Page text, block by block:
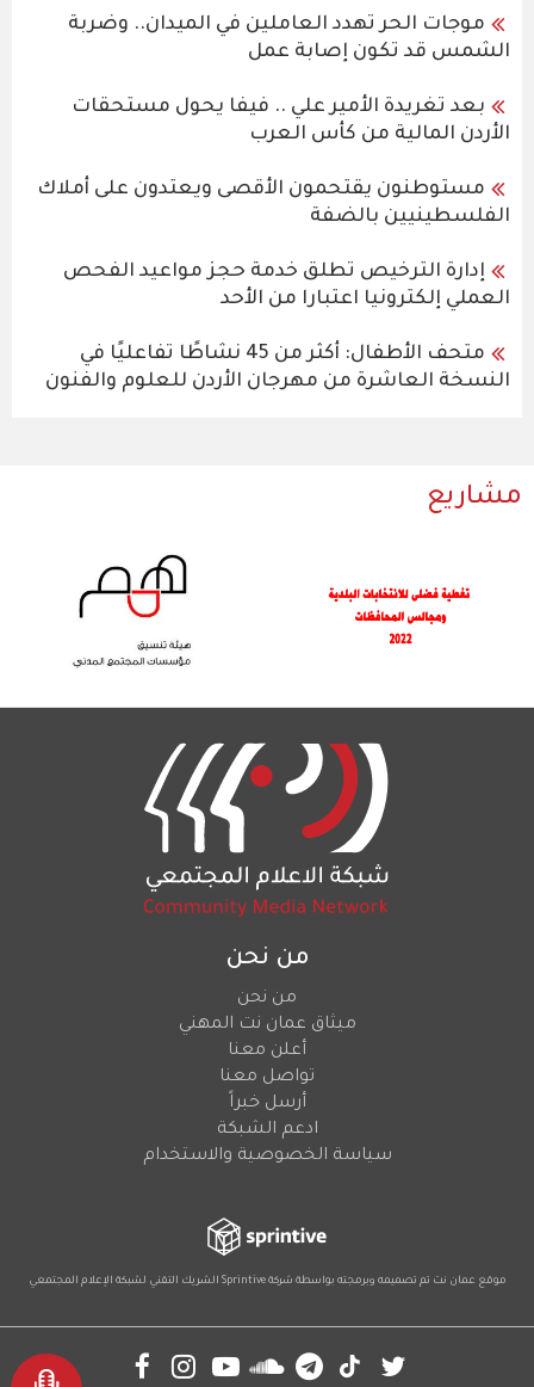
موجات الحر تهدد العاملين في الميدان.. وضربة
الشمس قد تكون إصابة عمل
بعد تغريدة الأمير علي .. فيفا يحول مستحقات
الأردن المالية من كأس العرب
مستوطنون يقتحمون الأقصى ويعتدون على أملاك
الفلسطينيين بالضفة
إدارة الترخيص تطلق خدمة حجز مواعيد الفحص
العملي إلكترونيا اعتبارا من الأحد
متحف الأطفال: أكثر من 45 نشاطًا تفاعليًا في
النسخة العاشرة من مهرجان الأردن للعلوم والفنون
مشاريع
من نحن
من نحن
ميثاق عمان نت المهني
أعلن معنا
تواصل معنا
أرسل خبراً
ادعم الشبكة
سياسة الخصوصية والاستخدام
موقع عمان نت تم تصميمه وبرمجته بواسطة شركةSprintive الشريك التقني لشبكة الإعلام المجتمعي